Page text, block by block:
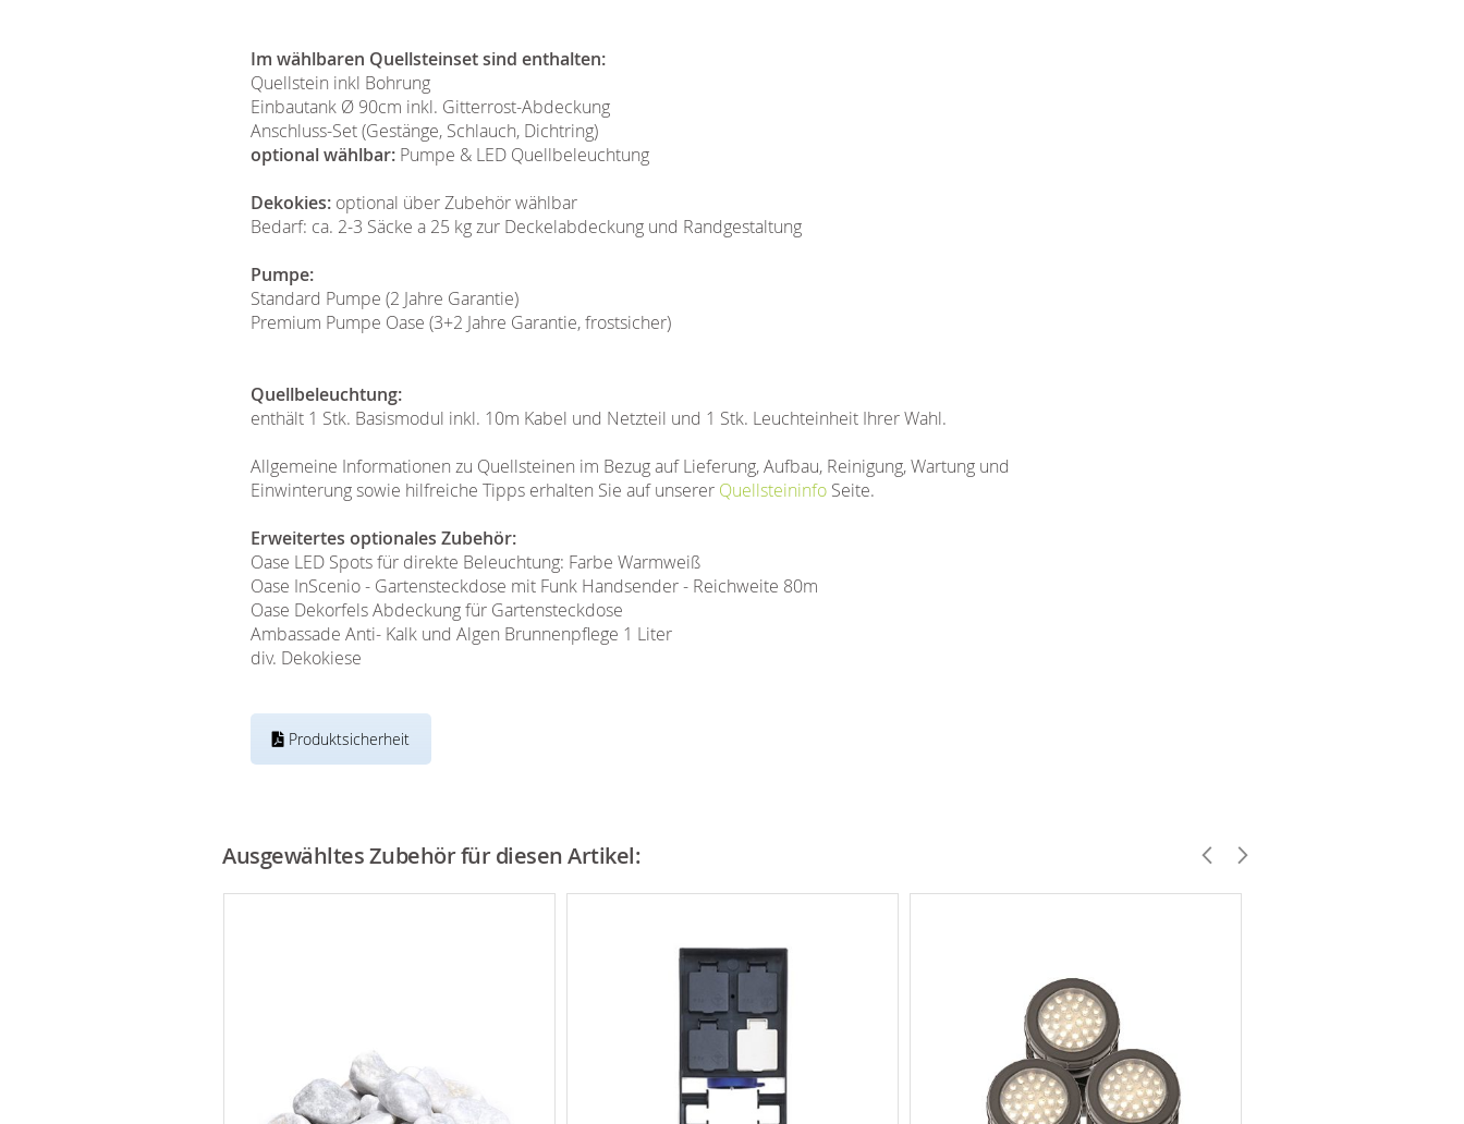
Im wählbaren Quellsteinset sind enthalten:
Quellstein inkl Bohrung
Einbautank Ø 90cm inkl. Gitterrost-Abdeckung
Anschluss-Set (Gestänge, Schlauch, Dichtring)
optional wählbar: Pumpe & LED Quellbeleuchtung
Dekokies: optional über Zubehör wählbar
Bedarf: ca. 2-3 Säcke a 25 kg zur Deckelabdeckung und Randgestaltung
Pumpe:
Standard Pumpe (2 Jahre Garantie)
Premium Pumpe Oase (3+2 Jahre Garantie, frostsicher)
Quellbeleuchtung:
enthält 1 Stk. Basismodul inkl. 10m Kabel und Netzteil und 1 Stk. Leuchteinheit Ihrer Wahl.
Allgemeine Informationen zu Quellsteinen im Bezug auf Lieferung, Aufbau, Reinigung, Wartung und
Einwinterung sowie hilfreiche Tipps erhalten Sie auf unserer Quellsteininfo Seite.
Erweitertes optionales Zubehör:
Oase LED Spots für direkte Beleuchtung: Farbe Warmweiß
Oase InScenio - Gartensteckdose mit Funk Handsender - Reichweite 80m
Oase Dekorfels Abdeckung für Gartensteckdose
Ambassade Anti- Kalk und Algen Brunnenpflege 1 Liter
div. Dekokiese
Produktsicherheit
Ausgewähltes Zubehör für diesen Artikel: